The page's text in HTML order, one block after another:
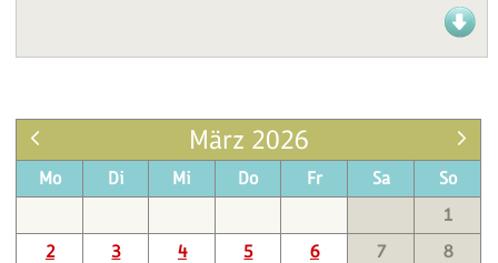
März 2026
Mo Di Mi Do Fr Sa
So
1
2
3 4 5 6 7
8